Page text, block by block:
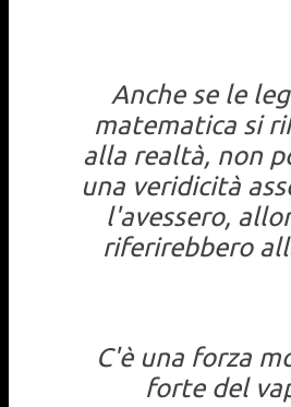
Anche se le
matematica si
alla realtà, non
una veridicità
l'avessero,
riferirebbero
C'è una forza
forte del